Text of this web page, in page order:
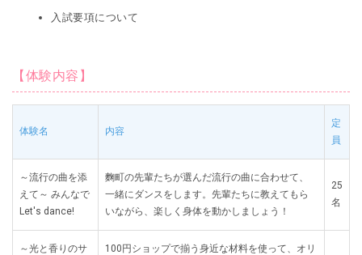
入試要項について
【体験内容】
体験名 内容
定
員
～流行の曲を添
えて～ みんなで
Let's dance!
麴町の先輩たちが選んだ流行の曲に合わせて、
一緒にダンスをします。先輩たちに教えてもら
いながら、楽しく身体を動かしましょう！
25
名
～光と香りのサ
100円ショップで揃う身近な材料を使って、オリ